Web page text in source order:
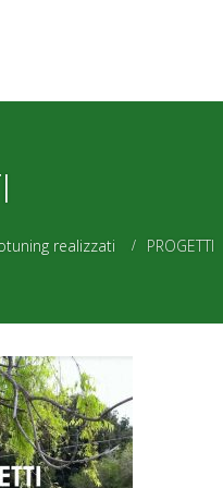
realizzati PROGETTI